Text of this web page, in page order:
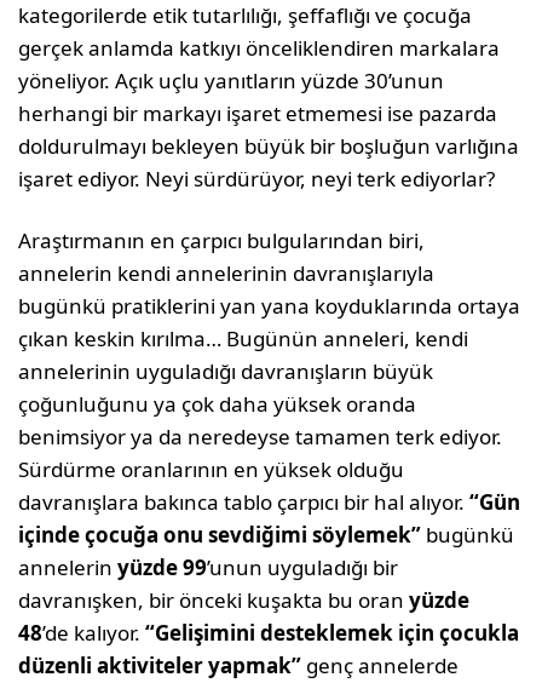
kategorilerde etik tutarlılığı, şeffaflığı ve çocuğa
gerçek anlamda katkıyı önceliklendiren markalara
yöneliyor. Açık uçlu yanıtların yüzde 30’unun
herhangi bir markayı işaret etmemesi ise pazarda
doldurulmayı bekleyen büyük bir boşluğun varlığına
işaret ediyor. Neyi sürdürüyor, neyi terk ediyorlar?
Araştırmanın en çarpıcı bulgularından biri,
annelerin kendi annelerinin davranışlarıyla
bugünkü pratiklerini yan yana koyduklarında ortaya
çıkan keskin kırılma… Bugünün anneleri, kendi
annelerinin uyguladığı davranışların büyük
çoğunluğunu ya çok daha yüksek oranda
benimsiyor ya da neredeyse tamamen terk ediyor.
Sürdürme oranlarının en yüksek olduğu
davranışlara bakınca tablo çarpıcı bir hal alıyor.“Gün
içinde çocuğa onu sevdiğimi söylemek” bugünkü
annelerinyüzde 99’unun uyguladığı bir
davranışken, bir önceki kuşakta bu oranyüzde
48’de kalıyor.“Gelişimini desteklemek için çocukla
düzenli aktiviteler yapmak” genç annelerde